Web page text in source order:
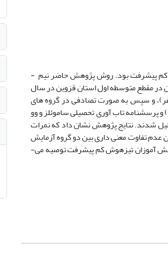
هدف پژوهش حاضر، مقایسه­ اثربخشی مداخله­ ذهنیت رشدیابنده­ با برنامه­­ یادگیری مستقل بر تاب ­­آوری ­تحصیلی دانش­­ آموزان تیزهوش کم­ پیشرفت بود. روش پژوهش حاضر نیم ­
در مقطع متوسطه­ اول استان قزوین در سال
1394 بوده است، که از میان آن­ها نمونه­ آماری به ­صورت هدفمند و بر اساس احراز ملاک ­­های کم ­­پیشرفتی گزینش شده (39 نفر)، و سپس به­ صورت تصادفی در گروه ­­های
آزمایش و گروه گواه گمارده شدند (13 نفر در هر گروه). ابزارهای مورد استفاده در پژوهش شامل پرسشنامه موفقیت تحصیلی صالحی (1393) و پرسشنامه تاب ­آوری تحصیلی ساموئلز و وو
تحلیل شدند. نتایج پژوهش نشان داد که نمرات
عدم تفاوت معنی­ داری بین دو گروه آزمایش
نسبت به یکدیگر بوده است (05/0>p). بر این اساس، استفاده از مداخله­ ذهنیت رشدیابنده و یادگیری مستقل جهت بهبود تاب ­آوری در دانش آموزان تیزهوش کم­ پیشرفت توصیه می­­